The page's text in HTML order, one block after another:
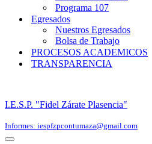
Programa 107
Egresados
Nuestros Egresados
Bolsa de Trabajo
PROCESOS ACADEMICOS
TRANSPARENCIA
I.E.S.P. "Fidel Zárate Plasencia"
Informes: iespfzpcontumaza@gmail.com